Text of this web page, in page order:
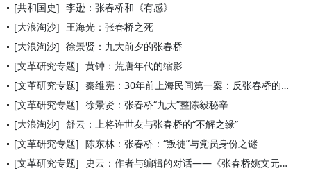
[共和国史] 李逊：张春桥和《有感》
[大浪淘沙] 王海光：张春桥之死
[大浪淘沙] 徐景贤：九大前夕的张春桥
[文革研究专题] 黄钟：荒唐年代的缩影
[文革研究专题] 秦维宪：30年前上海民间第一案：反张春桥的胡守钧集团
[文革研究专题] 徐景贤：张春桥“九大”整陈毅秘辛
[大浪淘沙] 舒云：上将许世友与张春桥的“不解之缘”
[文革研究专题] 陈东林：张春桥：“叛徒”与党员身份之谜
[文革研究专题]
史云：作者与编辑的对话——《张春桥姚文元实传》代前言